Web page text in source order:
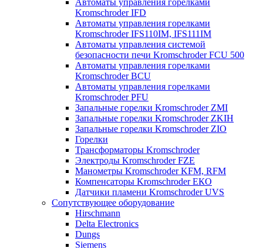
Автоматы управления горелками
Kromschroder IFD
Автоматы управления горелками
Kromschroder IFS110IM, IFS111IM
Автоматы управления системой
безопасности печи Kromschroder FCU 500
Автоматы управления горелками
Kromschroder BCU
Автоматы управления горелками
Kromschroder PFU
Запальные горелки Kromschroder ZМI
Запальные горелки Kromschroder ZKIH
Запальные горелки Kromschroder ZIO
Горелки
Трансформаторы Kromschroder
Электроды Kromschroder FZE
Манометры Kromschroder KFM, RFM
Компенсаторы Kromschroder ЕКО
Датчики пламени Kromschroder UVS
Сопутствующее оборудование
Hirschmann
Delta Electronics
Dungs
Siemens